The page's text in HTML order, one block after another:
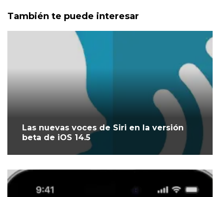
También te puede interesar
Las nuevas voces de Siri en la versión
beta de iOS 14.5